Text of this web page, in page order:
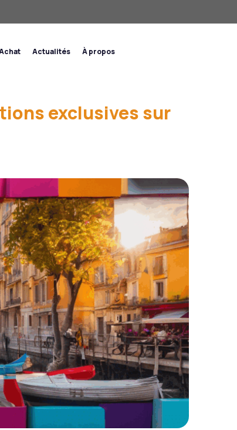
Actualités À propos
exclusives sur